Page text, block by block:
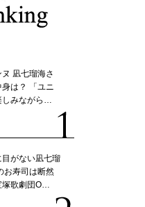
凪七瑠海さ
は？ 「ユニ
しみながら…
がない凪七瑠
お寿司は断然
塚歌劇団O…